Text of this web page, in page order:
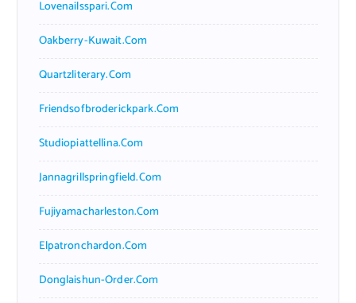
Lovenailsspari.com
Oakberry-Kuwait.com
Quartzliterary.com
Friendsofbroderickpark.com
Studiopiattellina.com
Jannagrillspringfield.com
Fujiyamacharleston.com
Elpatronchardon.com
Donglaishun-Order.com